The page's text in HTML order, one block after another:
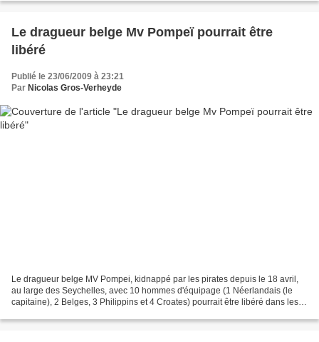
Le dragueur belge Mv Pompeï pourrait être
libéré
Publié le 23/06/2009 à 23:21
Par Nicolas Gros-Verheyde
Le dragueur belge MV Pompei, kidnappé par les pirates depuis le 18 avril,
au large des Seychelles, avec 10 hommes d'équipage (1 Néerlandais (le
capitaine), 2 Belges, 3 Philippins et 4 Croates) pourrait être libéré dans les